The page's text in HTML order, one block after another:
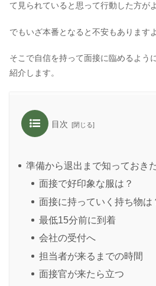
て見られていると思って行動した方が
でもいざ本番となると不安もあります
そこで自信を持って面接に臨めるよう
紹介します。
目次
準備から退出まで知っておき
面接で好印象な服は？
面接に持っていく持ち物は
最低15分前に到着
会社の受付へ
担当者が来るまでの時間
面接官が来たら立つ